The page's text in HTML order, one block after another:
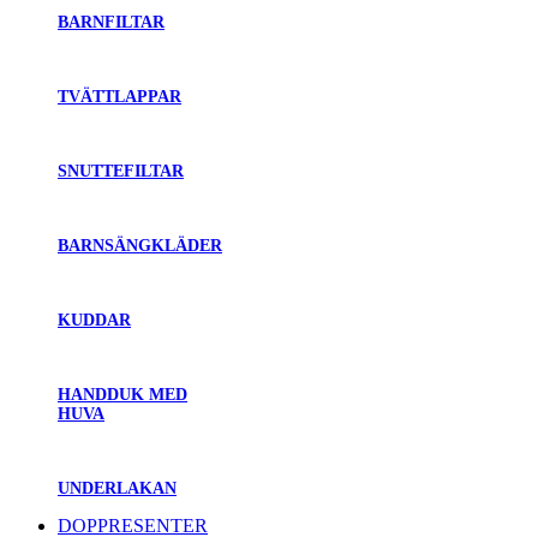
BARNFILTAR
TVÄTTLAPPAR
SNUTTEFILTAR
BARNSÄNGKLÄDER
KUDDAR
HANDDUK MED
HUVA
UNDERLAKAN
DOPPRESENTER